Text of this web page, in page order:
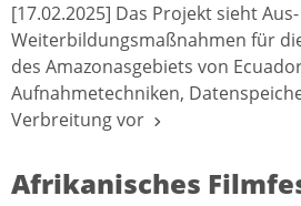
[17.02.2025] Das Projekt sieht
Weiterbildungsmaßnahmen für
des Amazonasgebiets von
Aufnahmetechniken,
Verbreitung vor
Afrikanisches